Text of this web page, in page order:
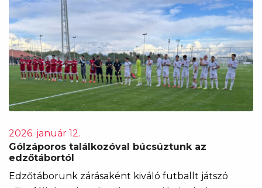
2026. január 12.
Gólzáporos találkozóval búcsúztunk az
edzőtábortól
Edzőtáborunk zárásaként kiváló futballt játszó